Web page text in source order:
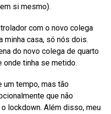
si mesmo).
com o novo colega
minha casa, só nós dois.
do novo colega de quarto
onde tinha se metido.
um tempo, mas tão
que não
lockdown. Além disso, meu